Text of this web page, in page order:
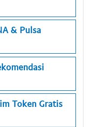
& Pulsa
Token Gratis